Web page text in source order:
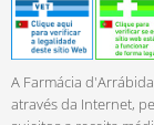
A Farmácia
através da Internet,